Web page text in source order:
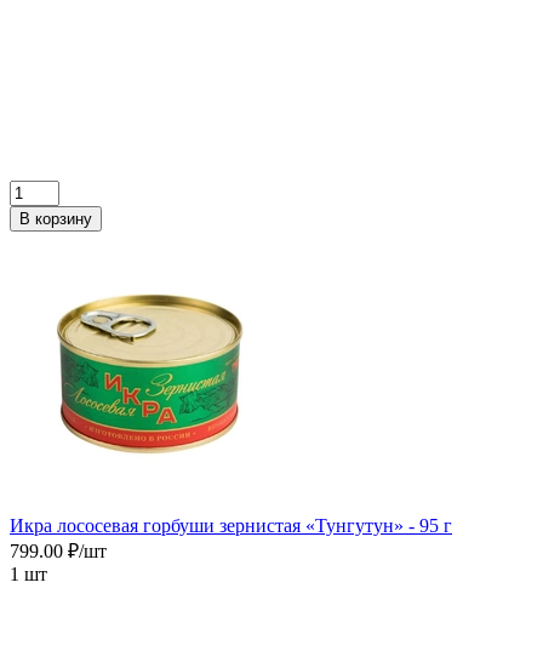
В корзину
Икра лососевая горбуши зернистая «Тунгутун» - 95 г
799.00 ₽/шт
1 шт